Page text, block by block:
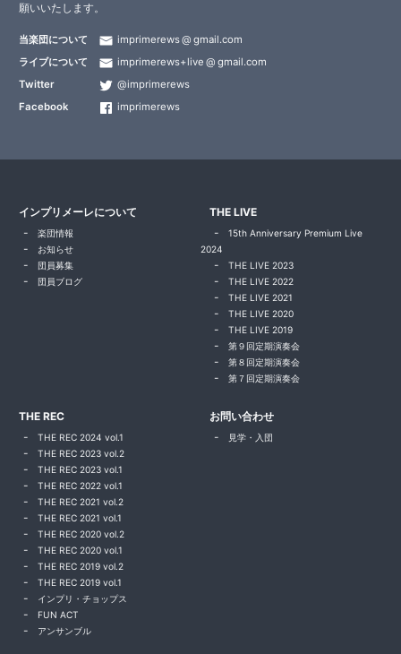
願いいたします。
当楽団について imprimerews
gmail.com
ライブについて
imprimerews+live
gmail.com
Twitter
@imprimerews
Facebook
imprimerews
インプリメーレについて
楽団情報
お知らせ
団員募集
団員ブログ
THE LIVE
15th Anniversary Premium Live
2024
THE LIVE 2023
THE LIVE 2022
THE LIVE 2021
THE LIVE 2020
THE LIVE 2019
第９回定期演奏会
第８回定期演奏会
第７回定期演奏会
THE REC
THE REC 2024 vol.1
THE REC 2023 vol.2
THE REC 2023 vol.1
THE REC 2022 vol.1
THE REC 2021 vol.2
THE REC 2021 vol.1
THE REC 2020 vol.2
THE REC 2020 vol.1
THE REC 2019 vol.2
THE REC 2019 vol.1
インプリ・チョップス
FUN ACT
アンサンブル
お問い合わせ
見学・入団